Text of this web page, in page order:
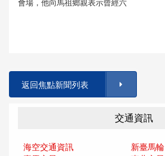
會場，他向馬祖鄉親表示曾經六
返回焦點新聞列表
交通資訊
海空交通資訊
新臺馬輪